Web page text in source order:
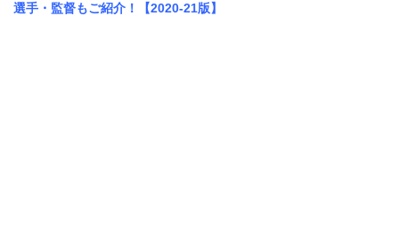
選手・監督もご紹介！【2020-21版】